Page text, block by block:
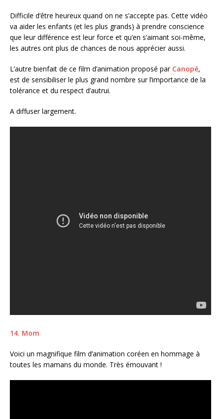
Difficile d’être heureux quand on ne s’accepte pas. Cette vidéo
va aider les enfants (et les plus grands) à prendre conscience
que leur différence est leur force et qu’en s’aimant soi-même,
les autres ont plus de chances de nous apprécier aussi.
L’autre bienfait de ce film d’animation proposé par Canopé,
est de sensibiliser le plus grand nombre sur l’importance de la
tolérance et du respect d’autrui.
A diffuser largement.
14. Mom
Voici un magnifique film d’animation coréen en hommage à
toutes les mamans du monde. Très émouvant !